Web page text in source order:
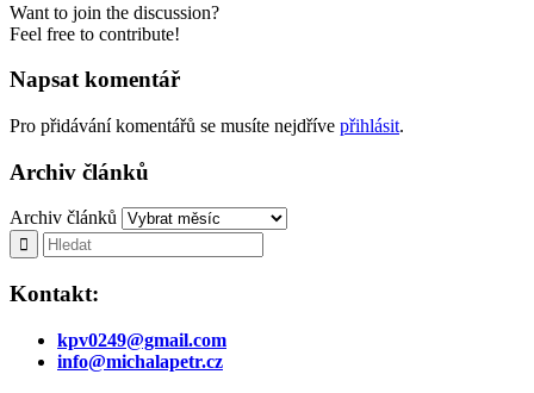
Want to join the discussion?
Feel free to contribute!
Napsat komentář
Pro přidávání komentářů se musíte nejdříve přihlásit.
Archiv článků
Archiv článků
Kontakt:
kpv0249@gmail.com
info@michalapetr.cz